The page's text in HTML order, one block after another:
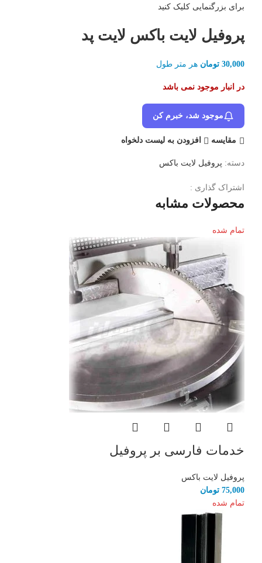
برای بزرگنمایی کلیک کنید
پروفیل لایت باکس لایت پد
30,000 تومان هر متر طول
در انبار موجود نمی باشد
موجود شد، خبرم کن
مقایسه افزودن به لیست دلخواه
دسته: پروفیل لایت باکس
اشتراک گذاری :
محصولات مشابه
تمام شده
خدمات فارسی بر پروفیل
پروفیل لایت باکس
75,000 تومان
تمام شده